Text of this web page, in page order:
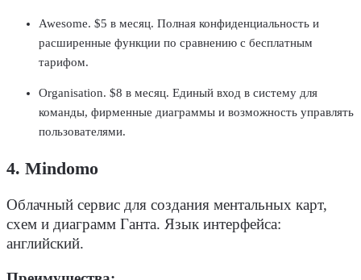
Awesome. $5 в месяц. Полная конфиденциальность и
расширенные функции по сравнению с бесплатным
тарифом.
Organisation. $8 в месяц. Единый вход в систему для
команды, фирменные диаграммы и возможность управлять
пользователями.
4. Mindomo
Облачный сервис для создания ментальных карт,
схем и диаграмм Ганта. Язык интерфейса:
английский.